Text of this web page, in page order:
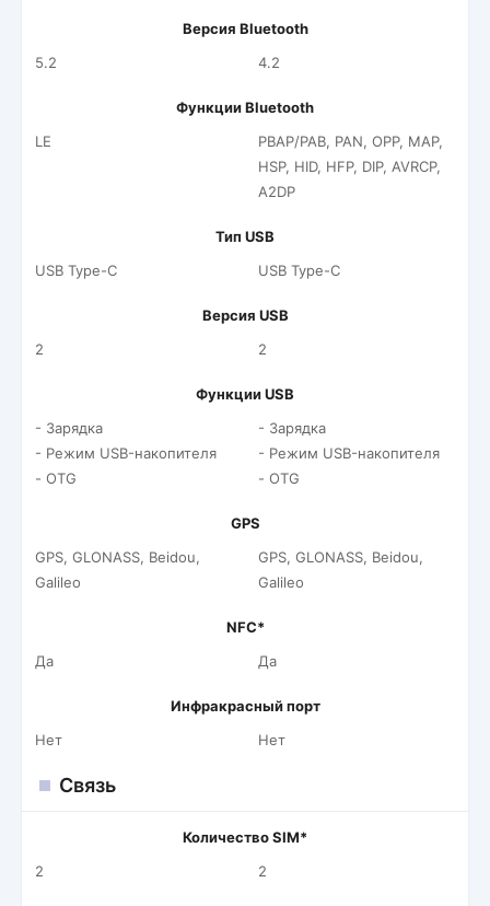
Версия Bluetooth
5.2
4.2
Функции Bluetooth
LE
PBAP/PAB, PAN, OPP, MAP,
HSP, HID, HFP, DIP, AVRCP,
A2DP
Тип USB
USB Type-C
USB Type-C
Версия USB
2
2
Функции USB
- Зарядка
- Режим USB-накопителя
- OTG
- Зарядка
- Режим USB-накопителя
- OTG
GPS
GPS, GLONASS, Beidou,
Galileo
GPS, GLONASS, Beidou,
Galileo
NFC*
Да
Да
Инфракрасный порт
Нет
Нет
Связь
Количество SIM*
2
2